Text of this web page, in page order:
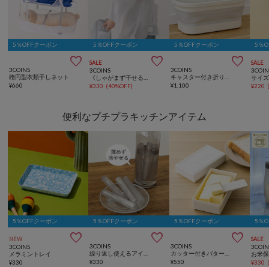
5％OFFクーポン

3COINS
楕円型衣類干しネット
¥660
5％OFFクーポン
SALE 
3COINS
¥330 (40%OFF)
5％OFFクーポン

3COINS
¥1,100
5％
SALE
¥220
便利なプチプラキッチンアイテム
5％OFFクーポン
NEW 
3COINS
メラミントレイ
¥330
5％OFFクーポン

3COINS
¥330
5％OFFクーポン

3COINS
¥550
5％
SALE
¥330